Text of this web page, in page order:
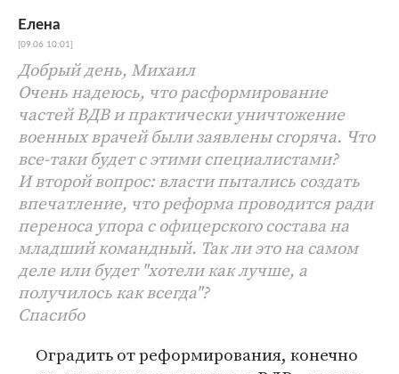
Елена
[09.06 10:01]
Добрый день, Михаил
Очень надеюсь, что расформирование
частей ВДВ и практически уничтожение
военных врачей были заявлены сгоряча. Что
все-таки будет с этими специалистами?
И второй вопрос: власти пытались создать
впечатление, что реформа проводится ради
переноса упора с офицерского состава на
младший командный. Так ли это на самом
деле или будет "хотели как лучше, а
получилось как всегда"?
Спасибо
Оградить от реформирования, конечно